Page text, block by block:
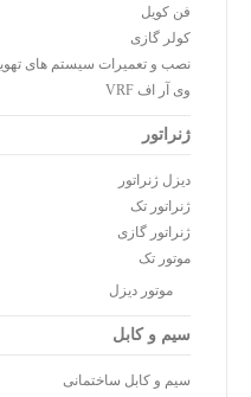
فن کویل
کولر گازی
نصب و تعمیرات سیستم های
وی آر اف VRF
ژنراتور
دیزل ژنراتور
ژنراتور تک
ژنراتور گازی
موتور تک
موتور دیزل
سیم و کابل
سیم و کابل ساختمانی